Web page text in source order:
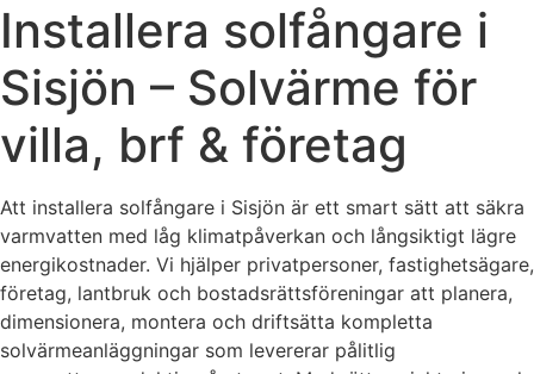
Installera solfångare i
Sisjön – Solvärme för
villa, brf & företag
Att installera solfångare i Sisjön är ett smart sätt att säkra
varmvatten med låg klimatpåverkan och långsiktigt lägre
energikostnader. Vi hjälper privatpersoner, fastighetsägare,
företag, lantbruk och bostadsrättsföreningar att planera,
dimensionera, montera och driftsätta kompletta
solvärmeanläggningar som levererar pålitlig